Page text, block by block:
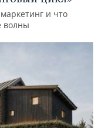
и что
волны